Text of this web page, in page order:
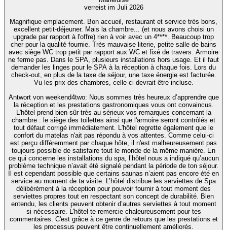
verreist im Juli 2026
Magnifique emplacement. Bon accueil, restaurant et service très bons,
excellent petit-déjeuner. Mais la chambre... (et nous avons choisi un
upgrade par rapport à l'offre) rien à voir avec un 4****. Beaucoup trop
cher pour la qualité fournie. Très mauvaise literie, petite salle de bains
avec siège WC trop petit par rapport aux WC et fixé de travers. Armoire
ne ferme pas. Dans le SPA, plusieurs installations hors usage. Et il faut
demander les linges pour le SPA à la réception à chaque fois. Lors du
check-out, en plus de la taxe de séjour, une taxe énergie est facturée.
Vu les prix des chambres, celle-ci devrait être incluse.
Antwort von weekend4two: Nous sommes très heureux d’apprendre que
la réception et les prestations gastronomiques vous ont convaincus.
L'hôtel prend bien sûr très au sérieux vos remarques concernant la
chambre : le siège des toilettes ainsi que l'armoire seront contrôlés et
tout défaut corrigé immédiatement. L'hôtel regrette également que le
confort du matelas n'ait pas répondu à vos attentes. Comme celui-ci
est perçu différemment par chaque hôte, il n'est malheureusement pas
toujours possible de satisfaire tout le monde de la même manière. En
ce qui concerne les installations du spa, l’hôtel nous a indiqué qu’aucun
problème technique n’avait été signalé pendant la période de ton séjour.
Il est cependant possible que certains saunas n’aient pas encore été en
service au moment de ta visite. L’hôtel distribue les serviettes de Spa
délibérément à la réception pour pouvoir fournir à tout moment des
serviettes propres tout en respectant son concept de durabilité. Bien
entendu, les clients peuvent obtenir d’autres serviettes à tout moment
si nécessaire. L'hôtel te remercie chaleureusement pour tes
commentaires. C'est grâce à ce genre de retours que les prestations et
les processus peuvent être continuellement améliorés.